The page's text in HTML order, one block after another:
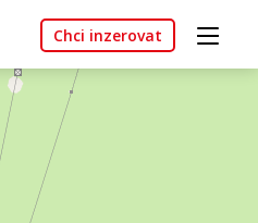
Chci inzerovat